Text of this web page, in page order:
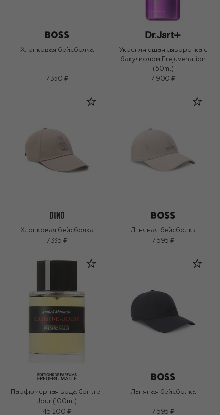
Хлопковая бейсболка
7 350 ₽
Укрепляющая сыворотка с
бакучиолом Prejuvenation
(50ml)
7 900 ₽
Хлопковая бейсболка
7 335 ₽
Льняная бейсболка
7 595 ₽
Парфюмерная вода Contre-
Jour (100ml)
45 200 ₽
Льняная бейсболка
7 595 ₽